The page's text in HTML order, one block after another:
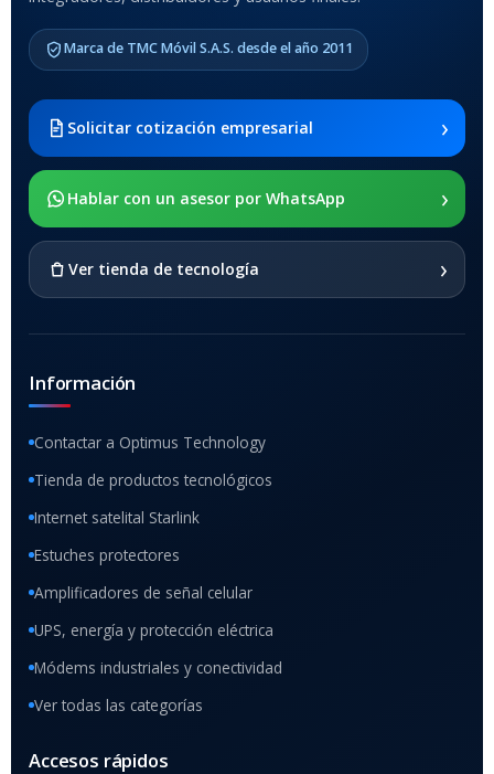
COMPATIBLES
2021 SM-x200 / Samsung
Galaxy Tab A8 10.5 2021 SM-
x205
SOPORTE DE APOYO
Marca de TMC Móvil S.A.S. desde el año 2011
Solicitar cotización empresarial ›
Hablar con un asesor por WhatsApp ›
Ver tienda de tecnología ›
Información
Contactar a Optimus Technology
Tienda de productos tecnológicos
Internet satelital Starlink
Estuches protectores
Amplificadores de señal celular
UPS, energía y protección eléctrica
Módems industriales y conectividad
Ver todas las categorías
Accesos rápidos